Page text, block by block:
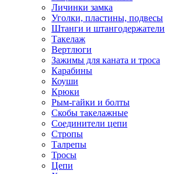
Личинки замка
Уголки, пластины, подвесы
Штанги и штангодержатели
Такелаж
Вертлюги
Зажимы для каната и троса
Карабины
Коуши
Крюки
Рым-гайки и болты
Скобы такелажные
Соединители цепи
Стропы
Талрепы
Тросы
Цепи